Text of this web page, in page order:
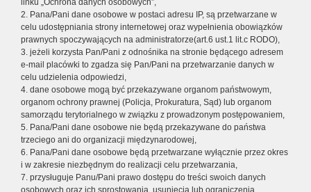
linku „Ochrona danych osobowych”,
2. Pana/Pani dane osobowe w postaci adresu IP, są przetwarzane w
celu udostępniania strony internetowej oraz wypełnienia obowiązków
prawnych spoczywających na administratorze(art.6 ust.1 lit.c RODO),
3. jeżeli korzysta Pan/Pani z odnośnika na stronie będącego adresem
e-mail placówki to zgadza się Pan/Pani na przetwarzanie danych w
celu udzielenia odpowiedzi,
4. dane osobowe mogą być przekazywane organom państwowym,
organom ochrony prawnej (Policja, Prokuratura, Sąd) lub organom
samorządu terytorialnego w związku z prowadzonym postępowaniem,
5. Pana/Pani dane osobowe nie będą przekazywane do państwa
trzeciego ani do organizacji międzynarodowej,
6. Pana/Pani dane osobowe będą przetwarzane wyłącznie przez okres
i w zakresie niezbędnym do realizacji celu przetwarzania,
7. przysługuje Panu/Pani prawo dostępu do treści swoich danych
osobowych oraz ich sprostowania, usunięcia lub ograniczenia